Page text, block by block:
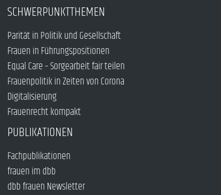
SCHWERPUNKTTHEMEN
Parität in Politik und Gesellschaft
Frauen in Führungspositionen
Equal Care – Sorgearbeit fair teilen
Frauenpolitik in Zeiten von Corona
Digitalisierung
Frauenrecht kompakt
PUBLIKATIONEN
Fachpublikationen
frauen im dbb
dbb frauen Newsletter